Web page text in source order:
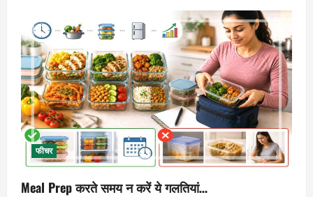
फीचर
Meal Prep करते समय न करें ये गलतियां…